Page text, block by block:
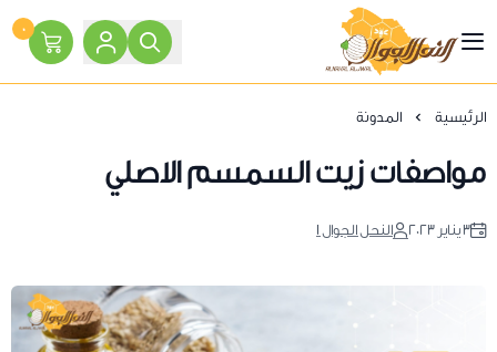
النحل الجوال
٠
الرئيسية المدونة
مواصفات زيت السمسم الاصلي
٣ يناير ٢٠٢٣ النحل الجوال 1